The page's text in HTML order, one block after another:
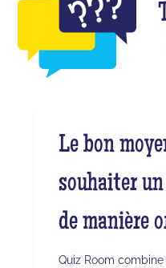
Le bon
souhaiter
de manière
Quiz Room